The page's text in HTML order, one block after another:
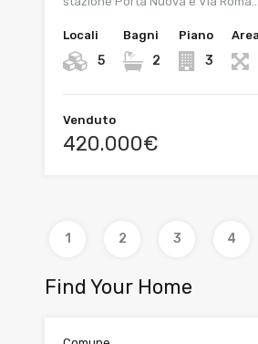
Locali
5
Bagni
2
Piano
3
Area
Venduto
420.000€
1 2 3 4
Find Your Home